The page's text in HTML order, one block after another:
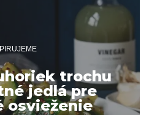
trochu
jedlá pre
osvieženie